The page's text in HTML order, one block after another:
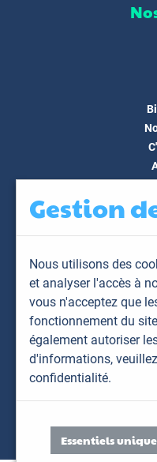
Gestion
Nous utilisons des
et analyser l'accès à
vous n'acceptez que
fonctionnement du
également autoriser
d'informations,
confidentialité.
Essentiels